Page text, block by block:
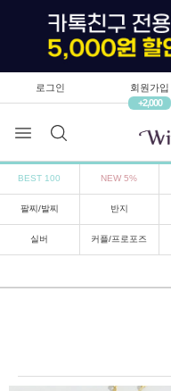
로그인
회원가입
+2,000
BEST 100 NEW 5%
팔찌/발찌 반지
실버 커플/프로포즈